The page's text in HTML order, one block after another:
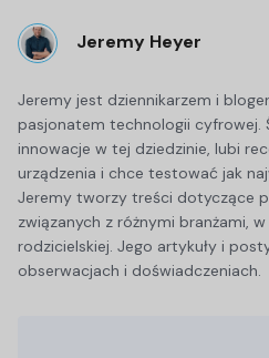
Jeremy Heyer
Jeremy jest dziennikarzem i
pasjonatem technologii cyfrowej.
innowacje w tej dziedzinie, lubi
urządzenia i chce testować jak
Jeremy tworzy treści dotyczące
związanych z różnymi branżami,
rodzicielskiej. Jego artykuły i
obserwacjach i doświadczeniach.